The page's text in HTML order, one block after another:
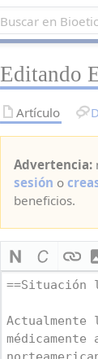
Editando
Artículo
Advertencia:
sesión o
beneficios.